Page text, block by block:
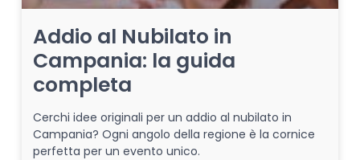
Addio al Nubilato in
Campania: la guida
completa
Cerchi idee originali per un addio al nubilato in
Campania? Ogni angolo della regione è la cornice
perfetta per un evento unico.